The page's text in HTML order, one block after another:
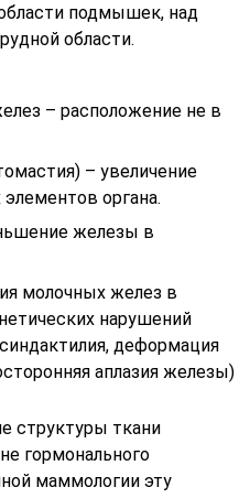
подмышек, над
области.
– расположение не в
– увеличение
органа.
железы в
молочных желез в
нарушений
деформация
аплазия железы)
структуры ткани
гормонального
маммологии эту